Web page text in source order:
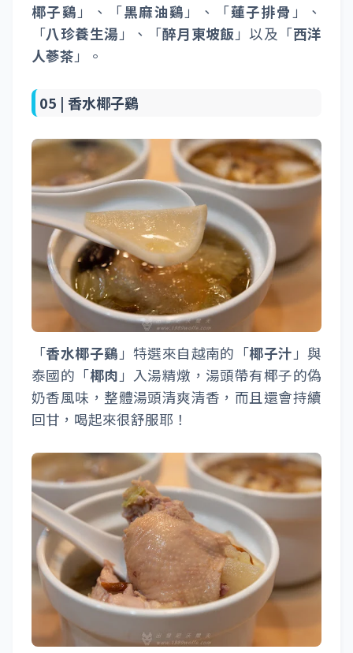
椰子鷄 」、「黑麻油鷄 」、「蓮子排骨 」、
「八珍養生湯 」、「醉月東坡飯 」以及「西洋
人蔘茶 」。
05 |香水椰子鷄
「香水椰子鷄」特選來自越南的「椰子汁」與
泰國的「椰肉」入湯精燉，湯頭帶有椰子的偽
奶香風味，整體湯頭清爽清香，而且還會持續
回甘，喝起來很舒服耶！